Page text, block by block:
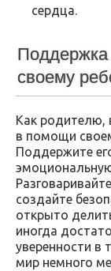
сердца.
Поддержка
своему
Как родителю,
в помощи
Поддержите
создайте
открыто
иногда
уверенности
мир немного